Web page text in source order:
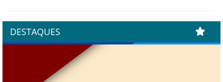
DESTAQUES